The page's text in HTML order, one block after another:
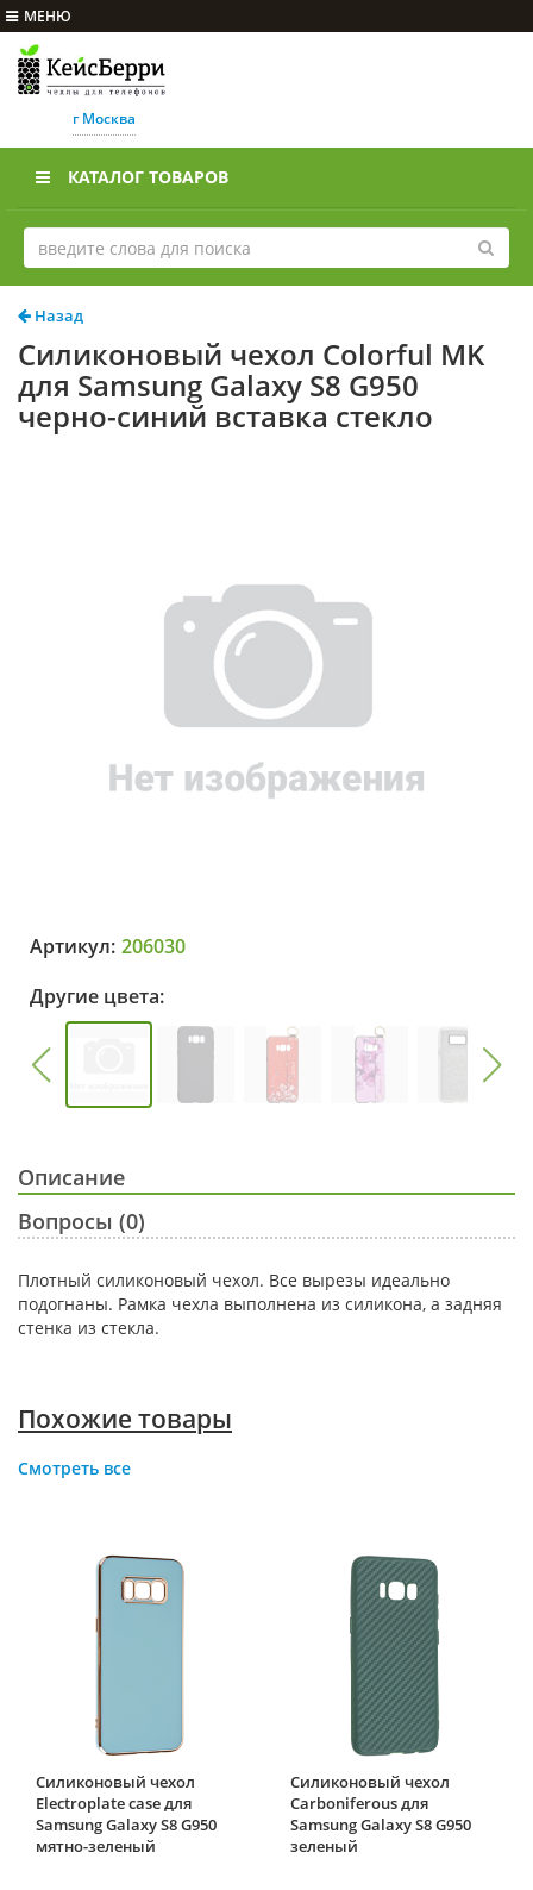
МЕНЮ
г Москва
КАТАЛОГ ТОВАРОВ
Назад
Силиконовый чехол Colorful MK
для Samsung Galaxy S8 G950
черно-синий вставка стекло
Артикул: 206030
Другие цвета:
Описание
Вопросы (0)
Плотный силиконовый чехол. Все вырезы идеально
подогнаны. Рамка чехла выполнена из силикона, а задняя
стенка из стекла.
Похожие товары
Смотреть все
Силиконовый чехол
Electroplate case для
Samsung Galaxy S8 G950
мятно-зеленый
Силиконовый чехол
Carboniferous для
Samsung Galaxy S8 G950
зеленый